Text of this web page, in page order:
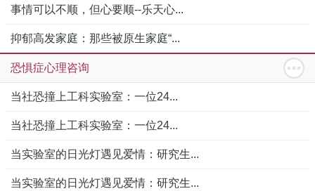
事情可以不顺，但心要顺--乐天心...
抑郁高发家庭：那些被原生家庭“...
恐惧症心理咨询
当社恐撞上工科实验室：一位24...
当社恐撞上工科实验室：一位24...
当实验室的日光灯遇见爱情：研究生...
当实验室的日光灯遇见爱情：研究生...